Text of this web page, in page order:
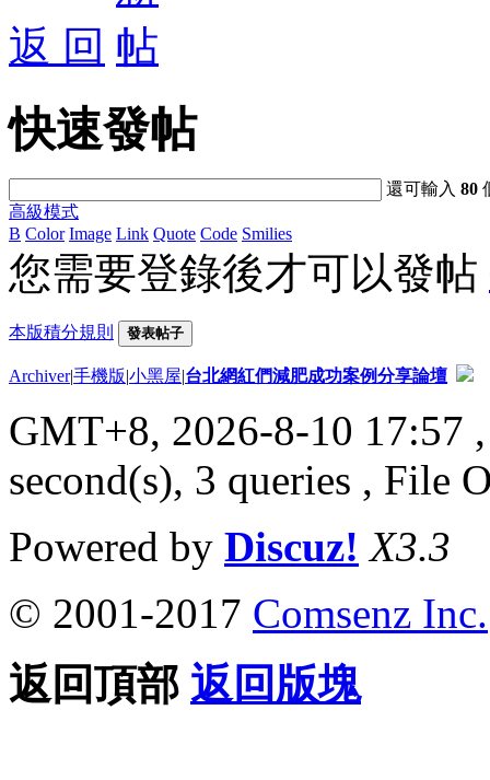
返 回
快速發帖
還可輸入80
高級模式
B Color Image Link Quote Code Smilies
您需要登錄後才可以發帖
本版積分規則 發表帖子
Archiver|手機版|小黑屋|台北網紅們減肥成功案例分享論壇
GMT+8, 2026-8-10 17:57
second(s), 3 queries , File
Powered by Discuz! X3.3
© 2001-2017 Comsenz Inc.
返回頂部 返回版塊